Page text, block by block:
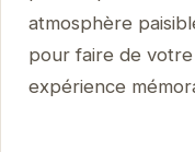
atmosphère
pour faire de
expérience